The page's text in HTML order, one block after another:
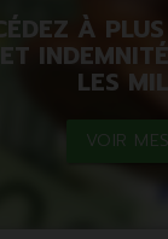
PRIMES ET